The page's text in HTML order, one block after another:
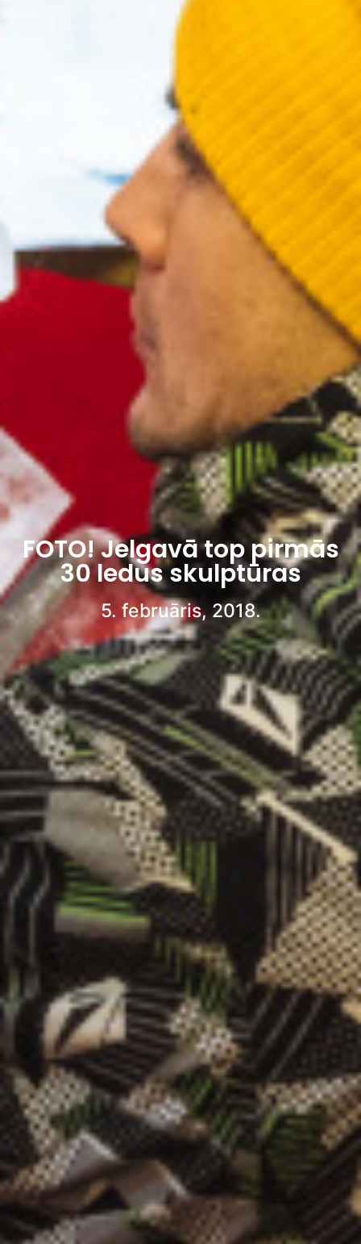
FOTO! Jelgavā top pirmās
30 ledus skulptūras
5. februāris, 2018.